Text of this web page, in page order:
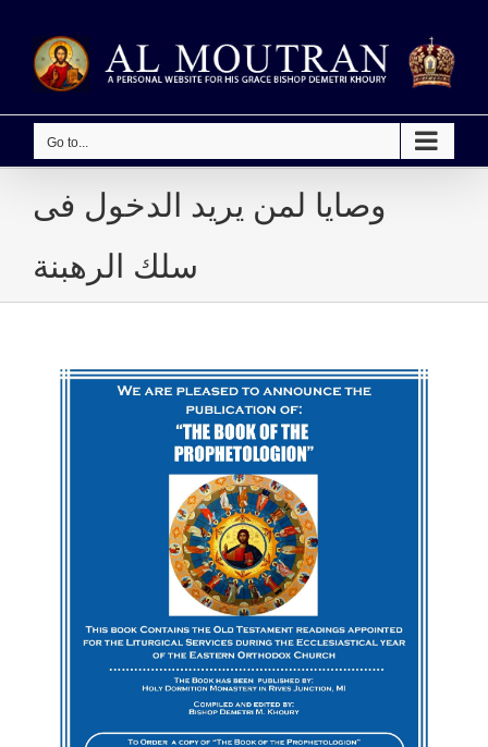
content
Go to...
وصايا لمن يريد الدخول فى
سلك الرهبنة